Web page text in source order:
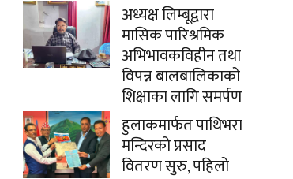
अध्यक्ष लिम्बूद्वारा
मासिक पारिश्रमिक
अभिभावकविहीन तथा
विपन्न बालबालिकाको
शिक्षाका लागि समर्पण
हुलाकमार्फत पाथिभरा
मन्दिरको प्रसाद
वितरण सुरु, पहिलो